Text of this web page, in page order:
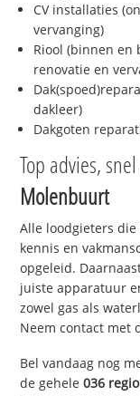
CV installaties
vervanging)
Riool (binnen en
renovatie en
dakleer)
Dakgoten
Top advies,
Molenbuurt
Alle loodgieters
kennis en
opgeleid.
juiste apparatuur
zowel gas als
Neem contact met
Bel vandaag nog
de gehele036 regio